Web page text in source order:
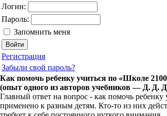
Логин:
Пароль:
Запомнить меня
Регистрация
Забыли свой пароль?
Как помочь ребенку учиться по «Школе
(опыт одного из авторов учебников — Д. Д.
Главный ответ на вопрос - как помочь
применено к разным детям. Кто-то из них